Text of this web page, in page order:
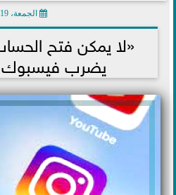
الجمعة، 19 نوفمبر 2021
«لا يمكن فتح
يضرب فيسبوك